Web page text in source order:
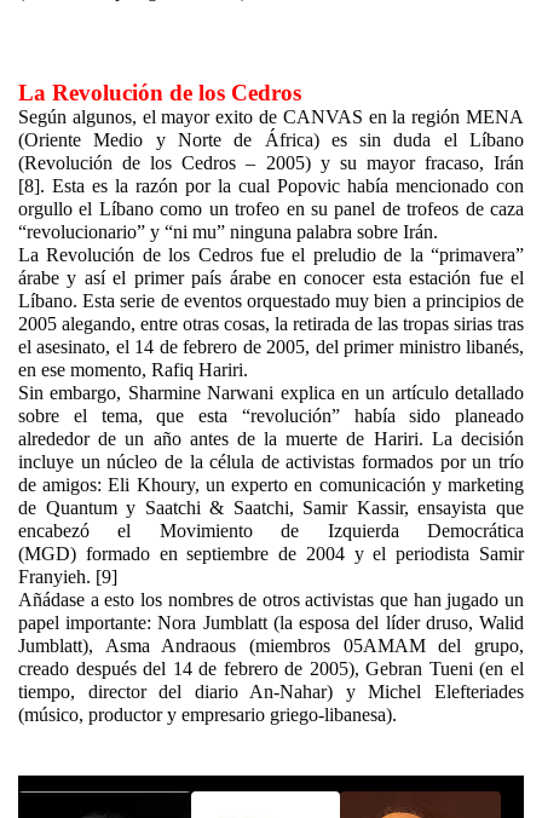
La Revolución de los Cedros
Según algunos, el mayor exito de CANVAS en la región MENA
(Oriente Medio y Norte de África) es sin duda el Líbano
(Revolución de los Cedros – 2005) y su mayor fracaso, Irán
[8]. Esta es la razón por la cual Popovic había mencionado con
orgullo el Líbano como un trofeo en su panel de trofeos de caza
“revolucionario” y “ni mu” ninguna palabra sobre Irán.
La Revolución de los Cedros fue el preludio de la “primavera”
árabe y así el primer país árabe en conocer esta estación fue el
Líbano. Esta serie de eventos orquestado muy bien a principios de
2005 alegando, entre otras cosas, la retirada de las tropas sirias tras
el asesinato, el 14 de febrero de 2005, del primer ministro libanés,
en ese momento, Rafiq Hariri.
Sin embargo, Sharmine Narwani explica en un artículo detallado
sobre el tema, que esta “revolución” había sido planeado
alrededor de un año antes de la muerte de Hariri. La decisión
incluye un núcleo de la célula de activistas formados por un trío
de amigos: Eli Khoury, un experto en comunicación y marketing
de Quantum y Saatchi & Saatchi, Samir Kassir, ensayista que
encabezó el Movimiento de Izquierda Democrática
(MGD) formado en septiembre de 2004 y el periodista Samir
Franyieh. [9]
Añádase a esto los nombres de otros activistas que han jugado un
papel importante: Nora Jumblatt (la esposa del líder druso, Walid
Jumblatt), Asma Andraous (miembros 05AMAM del grupo,
creado después del 14 de febrero de 2005), Gebran Tueni (en el
tiempo, director del diario An-Nahar) y Michel Elefteriades
(músico, productor y empresario griego-libanesa).